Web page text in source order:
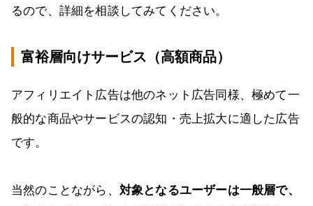
るので、詳細を相談してみてください。
富裕層向けサービス（高額商品）
アフィリエイト広告は他のネット広告同様、極めて一
般的な商品やサービスの認知・売上拡大に適した広告
です。
当然のことながら、 対象となるユーザーは一般層で、